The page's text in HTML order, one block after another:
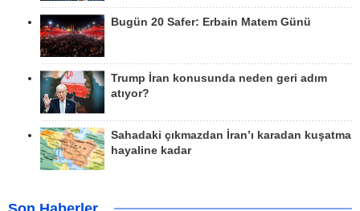
Bugün 20 Safer: Erbain Matem Günü
Trump İran konusunda neden geri adım
atıyor?
Sahadaki çıkmazdan İran’ı karadan kuşatma
hayaline kadar